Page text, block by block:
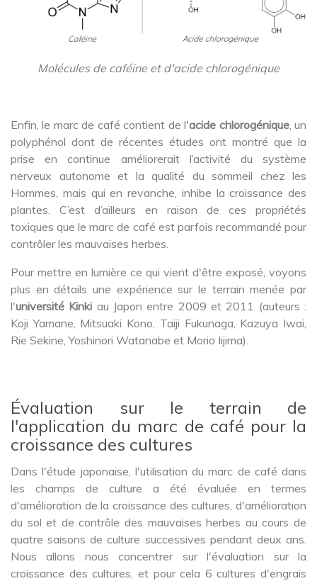
Molécules de caféine et d'acide chlorogénique
Enfin, le marc de café contient de l'acide chlorogénique, un
polyphénol dont de récentes études ont montré que la
prise en continue améliorerait l’activité du système
nerveux autonome et la qualité du sommeil chez les
Hommes, mais qui en revanche, inhibe la croissance des
plantes. C’est d’ailleurs en raison de ces propriétés
toxiques que le marc de café est parfois recommandé pour
contrôler les mauvaises herbes.
Pour mettre en lumière ce qui vient d'être exposé, voyons
plus en détails une expérience sur le terrain menée par
l'université Kinki au Japon entre 2009 et 2011 (auteurs :
Koji Yamane, Mitsuaki Kono, Taiji Fukunaga, Kazuya Iwai,
Rie Sekine, Yoshinori Watanabe et Morio Iijima).
Évaluation sur le terrain de
l'application du marc de café pour la
croissance des cultures
Dans l'étude japonaise, l'utilisation du marc de café dans
les champs de culture a été évaluée en termes
d'amélioration de la croissance des cultures, d'amélioration
du sol et de contrôle des mauvaises herbes au cours de
quatre saisons de culture successives pendant deux ans.
Nous allons nous concentrer sur l'évaluation sur la
croissance des cultures, et pour cela 6 cultures d'engrais